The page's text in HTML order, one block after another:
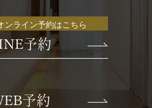
ンライン予約はこちら
予約
予約